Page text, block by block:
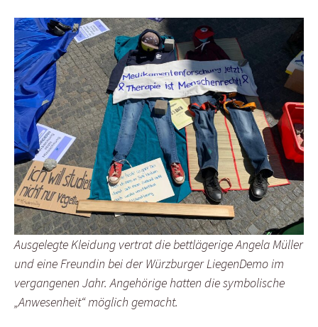
Ausgelegte Kleidung vertrat die bettlägerige Angela Müller
und eine Freundin bei der Würzburger LiegenDemo im
vergangenen Jahr. Angehörige hatten die symbolische
„Anwesenheit“ möglich gemacht.